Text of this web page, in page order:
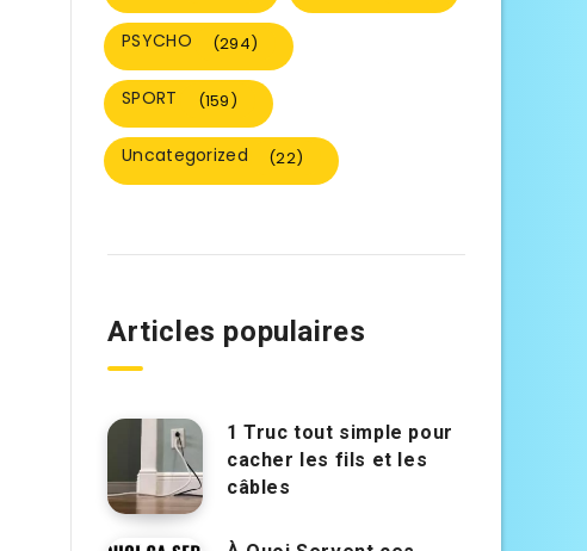
PSYCHO (294)
SPORT (159)
Uncategorized (22)
Articles populaires
1 Truc tout simple pour
cacher les fils et les
câbles